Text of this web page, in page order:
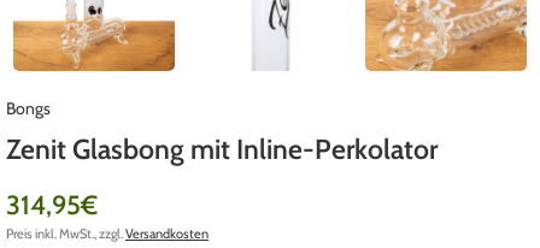
Bongs
Zenit Glasbong mit Inline-Perkolator
314,95€
Preis inkl. MwSt., zzgl.Versandkosten